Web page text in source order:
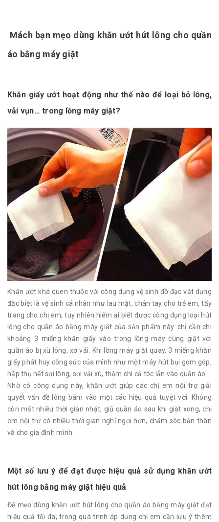
Mách bạn mẹo dùng khăn ướt hút lông cho quần
áo bằng máy giặt
Khăn giấy ướt hoạt động như thế nào để loại bỏ lông,
vải vụn… trong lồng máy giặt?
Khăn ướt khá quen thuộc với công dụng vệ sinh đồ đạc vật dụng
đặc biệt là vệ sinh cá nhân như lau mặt, chân tay cho trẻ em, tẩy
trang cho chị em, tuy nhiên hiếm ai biết được công dụng loại hút
lông cho quần áo bằng máy giặt của sản phẩm này. chỉ cần chi
khoảng 3 miếng khăn giấy vào trong lồng máy cùng giặt với
quần áo bị xù lông, xơ vải. Khi lồng máy giặt quay, 3 miếng khăn
giấy phát huy công sức của mình như một máy hút bụi gom góp,
hấp thụ hết sợi lông, sợi vải xù, thậm chí cả tóc lẫn vào quần áo.
Nhờ có công dụng này, khăn ướt giúp các chị em nội trợ giải
quyết vấn đề lông bám vào một các hiệu quả tuyệt vời. Không
còn mất nhiều thời gian nhặt, giũ quần áo sau khi giặt xong, chị
em nội trợ có nhiều thời gian nghỉ ngơi hơn, chăm sóc bản thân
và cho gia đình mình.
Một số lưu ý để đạt được hiệu quả sử dụng khăn ướt
hút lông bằng máy giặt hiệu quả
Để mẹo dùng khăn ướt hút lông cho quần áo bằng máy giặt đạt
hiệu quả tối đa, trong quá trình áp dụng chị em cần lưu ý thêm